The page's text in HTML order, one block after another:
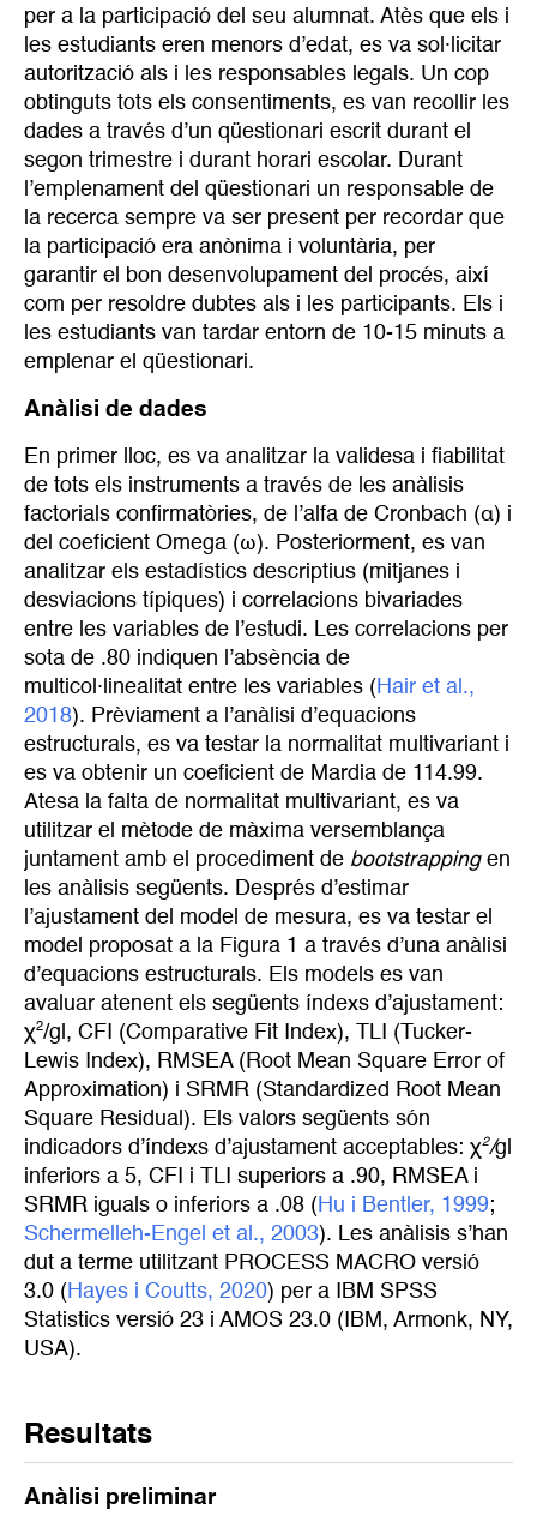
per a la participació del seu alumnat. Atès que els i
les estudiants eren menors d’edat, es va sol·licitar
autorització als i les responsables legals. Un cop
obtinguts tots els consentiments, es van recollir les
dades a través d’un qüestionari escrit durant el
segon trimestre i durant horari escolar. Durant
l’emplenament del qüestionari un responsable de
la recerca sempre va ser present per recordar que
la participació era anònima i voluntària, per
garantir el bon desenvolupament del procés, així
com per resoldre dubtes als i les participants. Els i
les estudiants van tardar entorn de 10-15 minuts a
emplenar el qüestionari.
Anàlisi de dades
En primer lloc, es va analitzar la validesa i fiabilitat
de tots els instruments a través de les anàlisis
factorials confirmatòries, de l’alfa de Cronbach (α) i
del coeficient Omega (ω). Posteriorment, es van
analitzar els estadístics descriptius (mitjanes i
desviacions típiques) i correlacions bivariades
entre les variables de l’estudi. Les correlacions per
sota de .80 indiquen l’absència de
multicol·linealitat entre les variables ( Hair et al.,
2018). Prèviament a l’anàlisi d’equacions
estructurals, es va testar la normalitat multivariant i
es va obtenir un coeficient de Mardia de 114.99.
Atesa la falta de normalitat multivariant, es va
utilitzar el mètode de màxima versemblança
juntament amb el procediment de bootstrappingen
les anàlisis següents. Després d’estimar
l’ajustament del model de mesura, es va testar el
model proposat a la Figura 1 a través d’una anàlisi
d’equacions estructurals. Els models es van
avaluar atenent els següents índexs d’ajustament:
χ2/gl, CFI (Comparative Fit Index), TLI (Tucker-
Lewis Index), RMSEA (Root Mean Square Error of
Approximation) i SRMR (Standardized Root Mean
Square Residual). Els valors següents són
indicadors d’índexs d’ajustament acceptables: χ2/gl
inferiors a 5, CFI i TLI superiors a .90, RMSEA i
SRMR iguals o inferiors a .08 ( Hu i Bentler, 1999;
Schermelleh-Engel et al., 2003). Les anàlisis s’han
dut a terme utilitzant PROCESS MACRO versió
3.0 ( Hayes i Coutts, 2020) per a IBM SPSS
Statistics versió 23 i AMOS 23.0 (IBM, Armonk, NY,
USA).
Resultats
Anàlisi preliminar